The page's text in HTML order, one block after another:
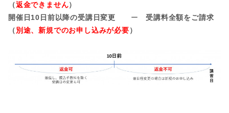
（返金できません）
開催日10日前以降の受講日変更 ー受講料全額をご請求
（別途、新規でのお申し込みが必要）